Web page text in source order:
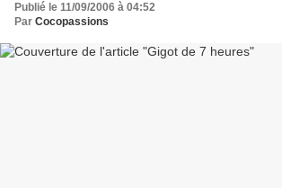
Publié le 11/09/2006 à 04:52
Par Cocopassions